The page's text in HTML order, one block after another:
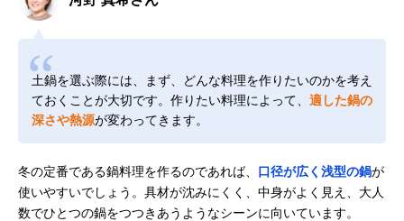
土鍋を選ぶ際には、まず、どんな料理を作りたいのかを考え
ておくことが大切です。作りたい料理によって、 適した鍋の
深さや熱源が変わってきます。
冬の定番である鍋料理を作るのであれば、 口径が広く浅型の鍋が
使いやすいでしょう。具材が沈みにくく、中身がよく見え、大人
数でひとつの鍋をつつきあうようなシーンに向いています。